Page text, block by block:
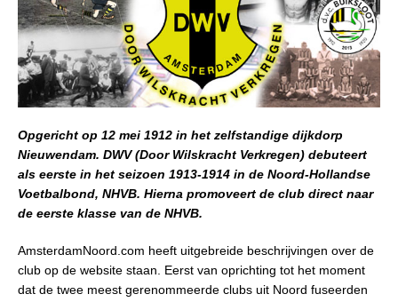
Opgericht op 12 mei 1912 in het zelfstandige dijkdorp
Nieuwendam. DWV (Door Wilskracht Verkregen) debuteert
als eerste in het seizoen 1913-1914 in de Noord-Hollandse
Voetbalbond, NHVB. Hierna promoveert de club direct naar
de eerste klasse van de NHVB.
AmsterdamNoord.com heeft uitgebreide beschrijvingen over de
club op de website staan. Eerst van oprichting tot het moment
dat de twee meest gerenommeerde clubs uit Noord fuseerden